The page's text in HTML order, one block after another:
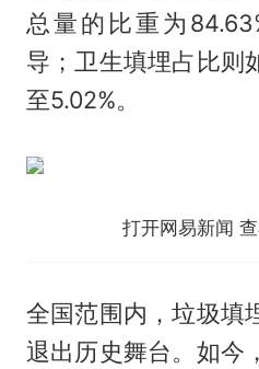
总量的比重为
导；卫生填埋占比则
至5.02%。
打开网易新闻
全国范围内，垃圾填
退出历史舞台。如今